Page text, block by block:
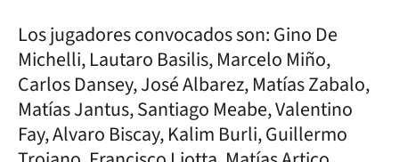
Los jugadores convocados son: Gino De
Michelli, Lautaro Basilis, Marcelo Miño,
Carlos Dansey, José Albarez, Matías Zabalo,
Matías Jantus, Santiago Meabe, Valentino
Fay, Alvaro Biscay, Kalim Burli, Guillermo